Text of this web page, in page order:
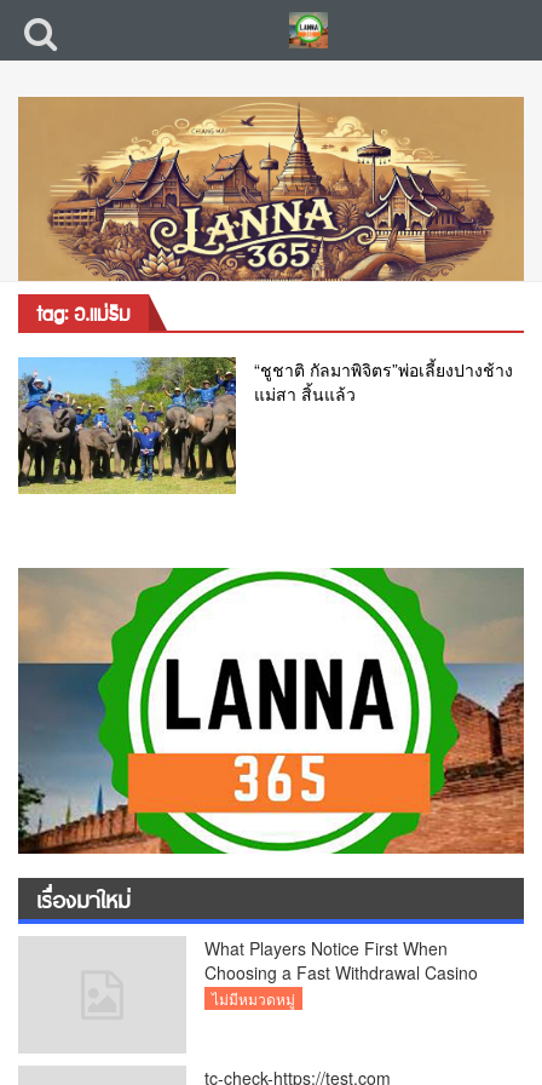
tag: อ.แม่ริม
“ชูชาติ กัลมาพิจิตร”พ่อเลี้ยงปางช้าง
แม่สา สิ้นแล้ว
เรื่องมาใหม่
What Players Notice First When
Choosing a Fast Withdrawal Casino
UK
ไม่มีหมวดหมู่
tc-check-https://test.com